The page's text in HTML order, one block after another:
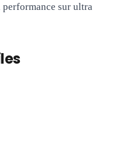
sur ultra